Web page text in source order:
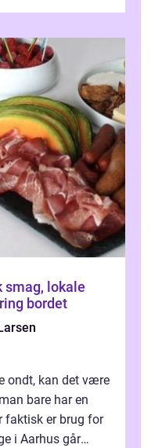
bordet
ondt, kan det være
bare har en
faktisk er brug for
i Aarhus går